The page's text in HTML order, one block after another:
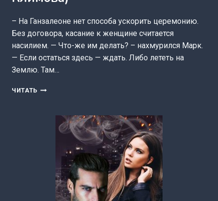
– На Ганзалеоне нет способа ускорить церемонию.
Без договора, касание к женщине считается
насилием. — Что-же им делать? – нахмурился Марк.
— Если остаться здесь — ждать. Либо лететь на
Землю. Там…
ЧИТАТЬ ДОСТАТОЧНО
ДУШУ.
(МАРГАРИТА
КЛИМОВА)